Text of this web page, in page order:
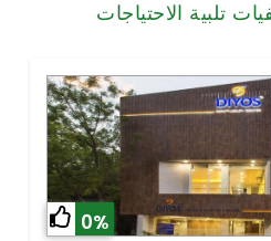
تلبية الاحتياجات
0%